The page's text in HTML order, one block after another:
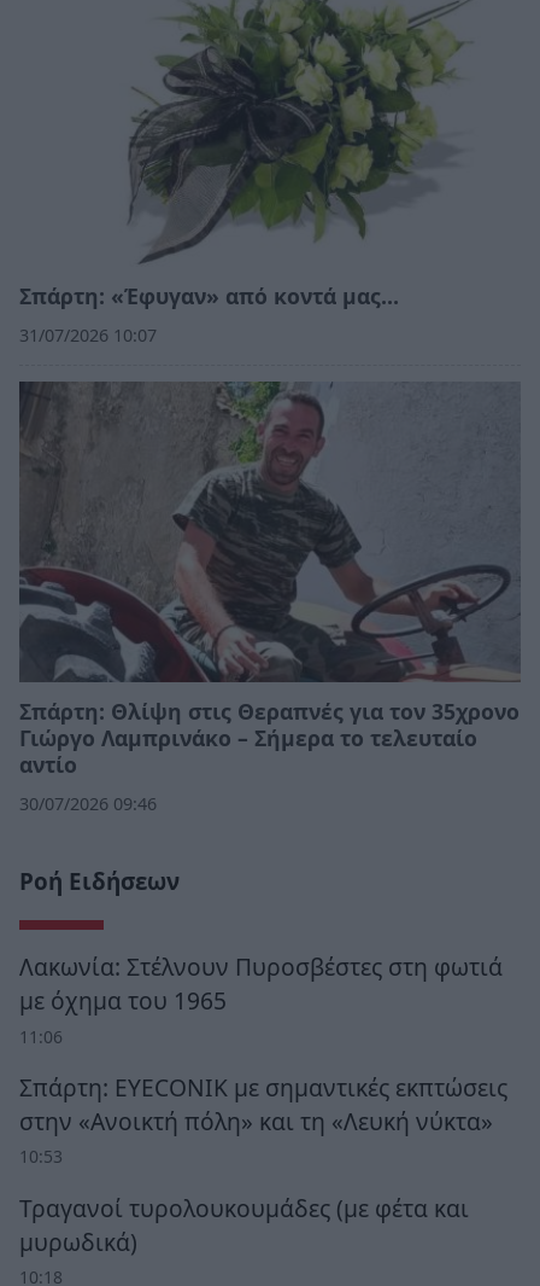
Σπάρτη: «Έφυγαν» από κοντά μας…
31/07/2026 10:07
Σπάρτη: Θλίψη στις Θεραπνές για τον 35χρονο
Γιώργο Λαμπρινάκο – Σήμερα το τελευταίο
αντίο
30/07/2026 09:46
Ροή Ειδήσεων
Λακωνία: Στέλνουν Πυροσβέστες στη φωτιά
με όχημα του 1965
11:06
Σπάρτη: EYECONIK με σημαντικές εκπτώσεις
στην «Ανοικτή πόλη» και τη «Λευκή νύκτα»
10:53
Τραγανοί τυρολουκουμάδες (με φέτα και
μυρωδικά)
10:18